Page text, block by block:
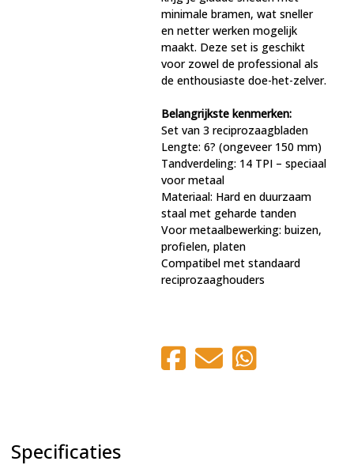
minimale bramen, wat sneller
en netter werken mogelijk
maakt. Deze set is geschikt
voor zowel de professional als
de enthousiaste doe-het-zelver.
Belangrijkste kenmerken:
Set van 3 reciprozaagbladen
Lengte: 6? (ongeveer 150 mm)
Tandverdeling: 14 TPI – speciaal
voor metaal
Materiaal: Hard en duurzaam
staal met geharde tanden
Voor metaalbewerking: buizen,
profielen, platen
Compatibel met standaard
reciprozaaghouders
Specificaties